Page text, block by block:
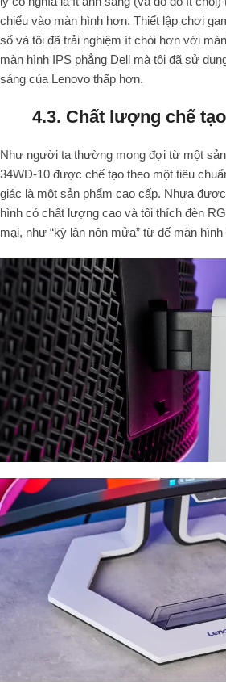
chiếu vào màn hình hơn. Thiết lập chơi
sổ và tôi đã trải nghiệm ít chói hơn với
màn hình IPS phẳng Dell mà tôi đã sử
sáng của Lenovo thấp hơn.
4.3. Chất lượng chế
Như người ta thường mong đợi từ một
34WD-10 được chế tạo theo một tiêu
giác là một sản phẩm cao cấp. Nhựa
hình có chất lượng cao và tôi thích đèn
mại, như “kỳ lân nôn mửa” từ đế màn